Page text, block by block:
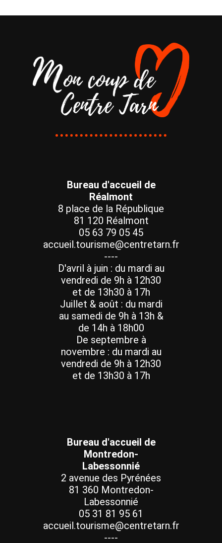
Bureau d'accueil de
Réalmont
8 place de la République
81 120 Réalmont
05 63 79 05 45
accueil.tourisme@centretarn.fr
----
D'avril à juin : du mardi au
vendredi de 9h à 12h30
et de 13h30 à 17h
Juillet & août : du mardi
au samedi de 9h à 13h &
de 14h à 18h00
De septembre à
novembre : du mardi au
vendredi de 9h à 12h30
et de 13h30 à 17h
Bureau d'accueil de
Montredon-
Labessonnié
2 avenue des Pyrénées
81 360 Montredon-
Labessonnié
05 31 81 95 61
accueil.tourisme@centretarn.fr
----